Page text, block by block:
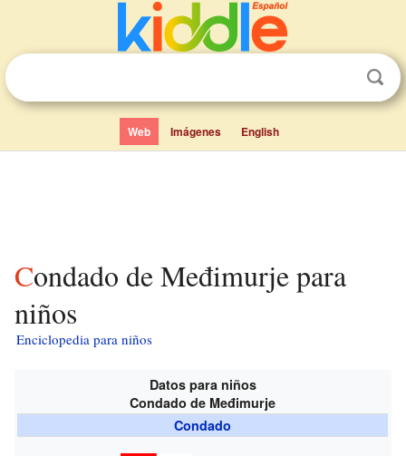
Web Imágenes English
Condado de Međimurje para
niños
Enciclopedia para niños
Datos para niños
Condado de Međimurje
Condado